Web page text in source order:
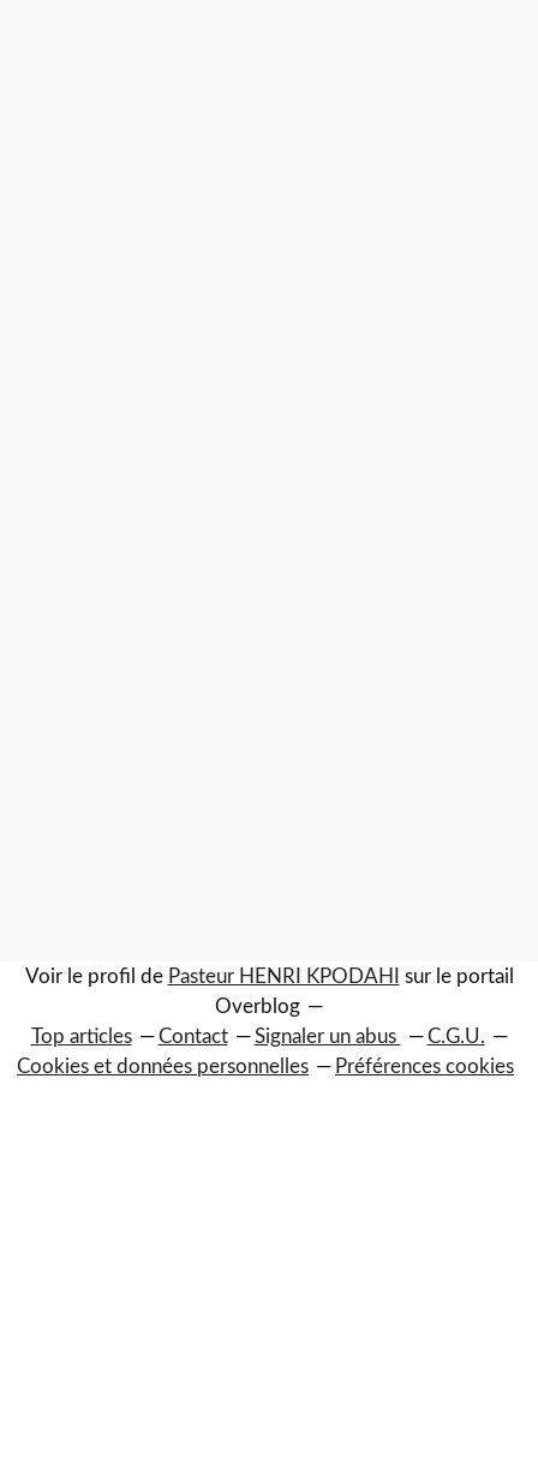
Voir le profil de Pasteur HENRI KPODAHI
sur le portail
Overblog
Top articles
Contact Signaler un abus
C.G.U.
Cookies et données personnelles
Préférences cookies